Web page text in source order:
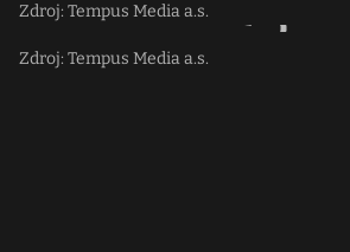
Zdroj: Tempus Media a.s.
Zdroj: Tempus Media a.s.